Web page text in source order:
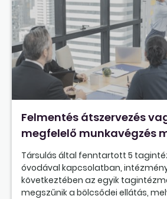
Felmentés átszervezés
megfelelő munkavégzés
Társulás által fenntartott 5
óvodával kapcsolatban,
következtében az egyik
megszűnik a bölcsődei ellátás,